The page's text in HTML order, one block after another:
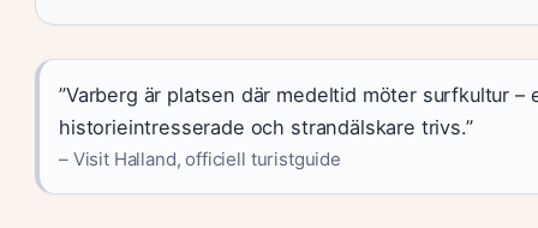
”Varberg är platsen där medeltid möter surfkultur
historieintresserade och strandälskare trivs.”
– Visit Halland, officiell turistguide